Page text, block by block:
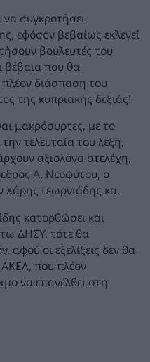
συγκροτήσει
εφόσον βεβαίως εκλεγεί
βουλευτές του
βέβαια που θα
διάσπαση του
της κυπριακής δεξιάς!
μακρόσυρτες, με το
τελευταία του λέξη,
αξιόλογα στελέχη,
Α. Νεοφύτου, ο
Γεωργιάδης κα.
κατορθώσει και
ΔΗΣΥ, τότε θα
αφού οι εξελίξεις δεν θα
που πλέον
να επανέλθει στη